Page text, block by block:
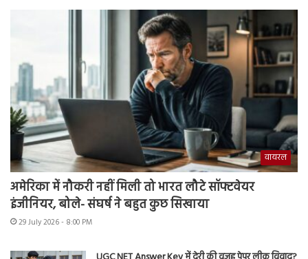
वायरल
अमेरिका में नौकरी नहीं मिली तो भारत लौटे सॉफ्टवेयर
इंजीनियर, बोले- संघर्ष ने बहुत कुछ सिखाया
29 July 2026 - 8:00 PM